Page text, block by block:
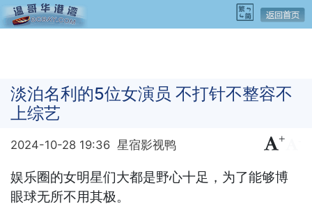
淡泊名利的5位女演员 不打针不整容不
上综艺
2024-10-28 19:36 星宿影视鸭 +
娱乐圈的女明星们大都是野心十足，为了能够博
眼球无所不用其极。